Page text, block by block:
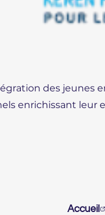
des jeunes
enrichissant leur
Accueil